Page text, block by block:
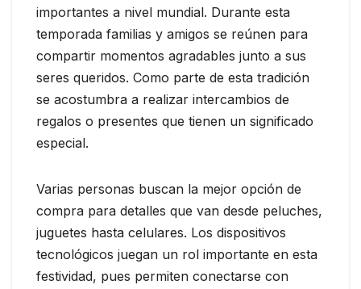
importantes a nivel mundial. Durante esta
temporada familias y amigos se reúnen para
compartir momentos agradables junto a sus
seres queridos. Como parte de esta tradición
se acostumbra a realizar intercambios de
regalos o presentes que tienen un significado
especial.
Varias personas buscan la mejor opción de
compra para detalles que van desde peluches,
juguetes hasta celulares. Los dispositivos
tecnológicos juegan un rol importante en esta
festividad, pues permiten conectarse con